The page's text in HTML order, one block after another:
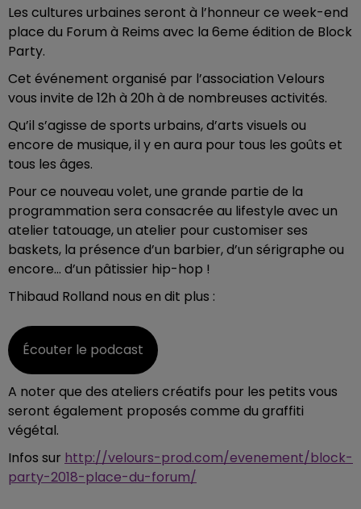
Les cultures urbaines seront à l’honneur ce week-end
place du Forum à Reims avec la 6eme édition de Block
Party.
Cet événement organisé par l’association Velours
vous invite de 12h à 20h à de nombreuses activités.
Qu’il s’agisse de sports urbains, d’arts visuels ou
encore de musique, il y en aura pour tous les goûts et
tous les âges.
Pour ce nouveau volet, une grande partie de la
programmation sera consacrée au lifestyle avec un
atelier tatouage, un atelier pour customiser ses
baskets, la présence d’un barbier, d’un sérigraphe ou
encore... d’un pâtissier hip-hop !
Thibaud Rolland nous en dit plus :
Écouter le podcast
A noter que des ateliers créatifs pour les petits vous
seront également proposés comme du graffiti
végétal.
Infos sur http://velours-prod.com/evenement/block-
party-2018-place-du-forum/